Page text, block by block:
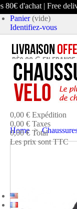
d'achat | Free
Panier (vide)
Identifiez-vous
article (vide)
Aucun produit
0,00 € Expédition
0,00 € Taxes
0,00 € Total
Les prix sont TTC
Home >